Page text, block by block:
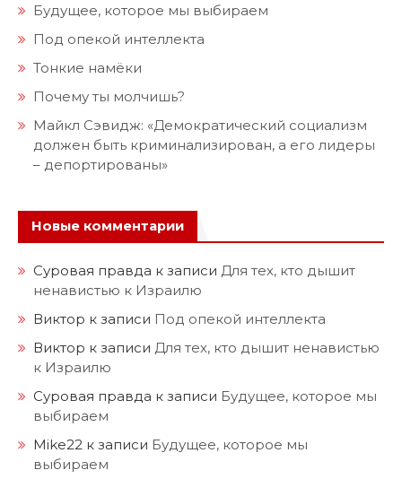
Будущее, которое мы выбираем
Под опекой интеллекта
Тонкие намёки
Почему ты молчишь?
Майкл Сэвидж: «Демократический социализм
должен быть криминализирован, а его лидеры
– депортированы»
Новые комментарии
Суровая правда к записи Для тех, кто дышит
ненавистью к Израилю
Виктор к записи Под опекой интеллекта
Виктор к записи Для тех, кто дышит ненавистью
к Израилю
Суровая правда к записи Будущее, которое мы
выбираем
Mike22 к записи Будущее, которое мы
выбираем